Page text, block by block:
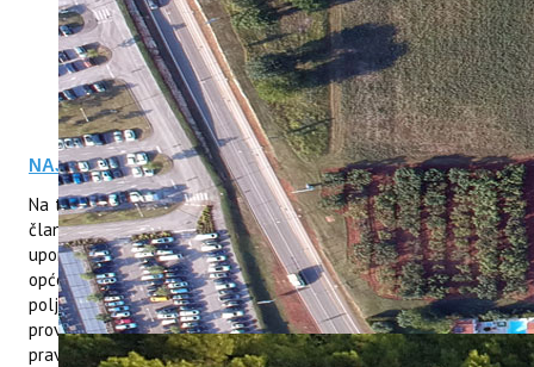
webmail
Popularizacija znanosti
ERASMUS+
HyPro4ST
DIGIAGRI
GreenTea
CIRCOLIVE
NAJAVE DOPUNSKIH IZOBRAZBI 2025
Na temelju članka 20. stavka 5., članka 21. stavaka 1., 2., 3., i
članka 24. a u vezi s člankom 94. stavka 3. Zakona o održivoj
uporabi pesticida (NN 46/22) te članka 96. stavka 1. Zakona o
općem upravnom postupku (NN 47/09 i 11/21) Institut za
poljoprivredu i turizam dobio je novo Rješenje o ovlaštenju za
provedbu izobrazbe o sigurnom rukovanju s pesticidima i
pravilnoj primjeni pesticidaKLASA: UP/I-320-20/22-02/134;